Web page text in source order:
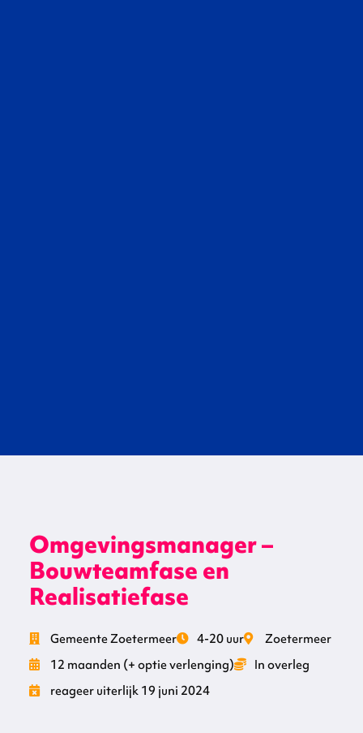
Omgevingsmanager –
Bouwteamfase en
Realisatiefase
Gemeente Zoetermeer 4-20 uur
Zoetermeer
12 maanden (+ optie verlenging)
In overleg
reageer uiterlijk 19 juni 2024